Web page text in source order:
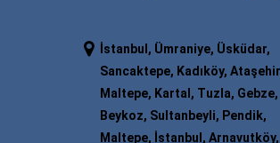
İstanbul, Ümraniye, Üsküdar,
Sancaktepe, Kadıköy,
Maltepe, Kartal, Tuzla, Gebze,
Beykoz, Sultanbeyli, Pendik,
Maltepe, İstanbul, Arnavutköy,